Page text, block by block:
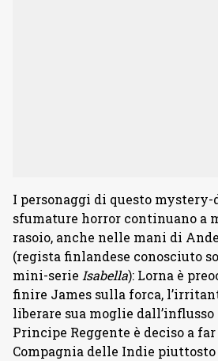
I personaggi di questo mystery-
sfumature horror continuano a
rasoio, anche nelle mani di
(regista finlandese conosciuto
mini-serie Isabella): Lorna è
finire James sulla forca,
liberare sua moglie
Principe Reggente è deciso a
Compagnia delle Indie piuttosto